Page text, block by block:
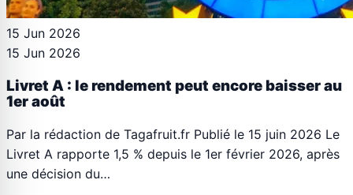
15 Jun 2026
15 Jun 2026
Livret A : le rendement peut encore baisser au
1er août
Par la rédaction de Tagafruit.fr Publié le 15 juin 2026 Le
Livret A rapporte 1,5 % depuis le 1er février 2026, après
une décision du…